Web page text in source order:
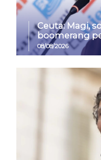
Ceuta: Magi,
boomerang
08/08/2026